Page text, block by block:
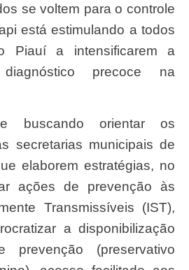
se voltem para o controle
está estimulando a todos
Piauí a intensificarem a
precoce na
secretarias municipais de
elaborem estratégias, no
ações de prevenção às
Transmissíveis (IST),
a disponibilização
(preservativo